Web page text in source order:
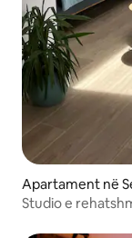
Apartament në
Studio e